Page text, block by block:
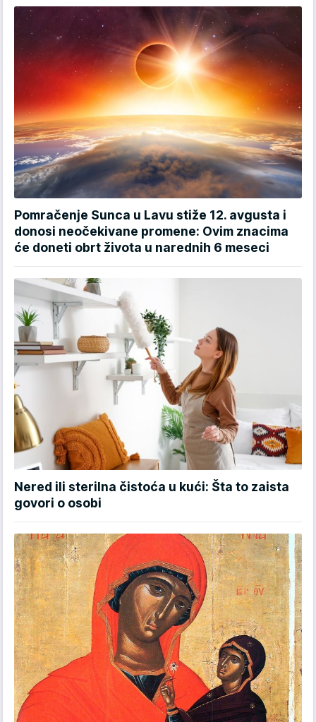
Pomračenje Sunca u Lavu stiže 12. avgusta i
donosi neočekivane promene: Ovim znacima
će doneti obrt života u narednih 6 meseci
Nered ili sterilna čistoća u kući: Šta to zaista
govori o osobi